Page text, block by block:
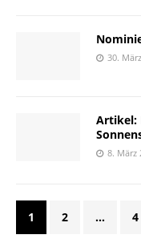
30.
Artikel:
8. März
1 2 … 4